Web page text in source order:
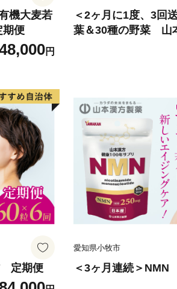
機大麦若
便
円
＜2ヶ月に1度、3回
葉＆30種の野菜 山
定期便
愛知県小牧市
＜3ヶ月連続＞